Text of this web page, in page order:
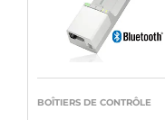
BOÎTIERS DE CONTRÔLE